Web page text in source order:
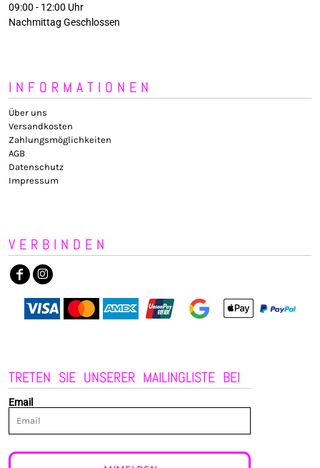
09:00 - 12:00 Uhr
Nachmittag Geschlossen
INFORMATIONEN
Über uns
Versandkosten
Zahlungsmöglichkeiten
AGB
Datenschutz
Impressum
VERBINDEN
TRETEN SIE UNSERER MAILINGLISTE BEI
Email